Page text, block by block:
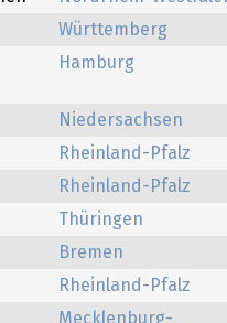
Württemberg
Hamburg
Niedersachsen
Rheinland-Pfalz
Rheinland-Pfalz
Thüringen
Bremen
Rheinland-Pfalz
Mecklenburg-